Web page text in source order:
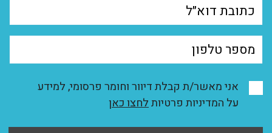
אני מאשר/ת קבלת דיוור וחומר פרסומי, למידע
על המדיניות פרטיותלחצו כאן